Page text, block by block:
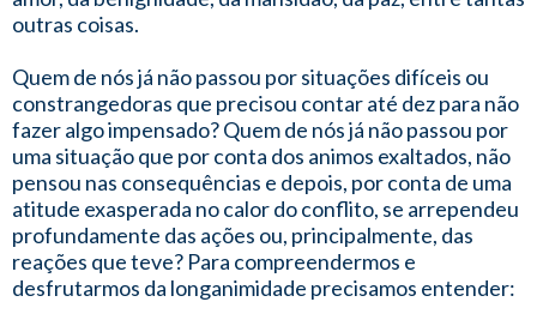
outras coisas.
Quem de nós já não passou por situações difíceis ou
constrangedoras que precisou contar até dez para não
fazer algo impensado? Quem de nós já não passou por
uma situação que por conta dos animos exaltados, não
pensou nas consequências e depois, por conta de uma
atitude exasperada no calor do conflito, se arrependeu
profundamente das ações ou, principalmente, das
reações que teve? Para compreendermos e
desfrutarmos da longanimidade precisamos entender: